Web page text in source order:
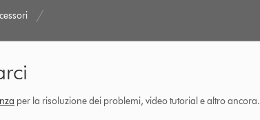
per la risoluzione dei problemi, video tutorial e altro ancora.